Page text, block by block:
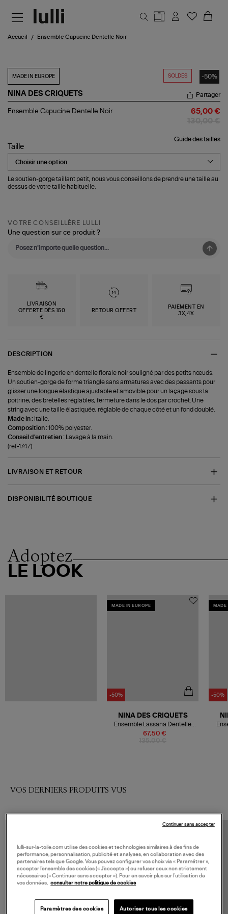
Accueil Ensemble Capucine Dentelle Noir
SOLDES -50%
MADE IN EUROPE
NINA DES CRIQUETS
Ensemble
Partager
Ensemble Capucine Dentelle Noir 65,00 €
Guide des tailles
Taille
Le soutien-gorge taillant petit, nous vous conseillons de prendre une taille au
dessus de votre taille habituelle.
VOTRE CONSEILLÈRE LULLI
Une question sur ce produit ?
LIVRAISON
OFFERTE DÈS 150
€
RETOUR OFFERT
PAIEMENT EN
3X,4X
DESCRIPTION
Ensemble de lingerie en dentelle florale noir souligné par des petits nœuds.
Un soutien-gorge de forme triangle sans armatures avec des passants pour
glisser une longue élastique ajustable et amovible pour un laçage sous la
poitrine, des bretelles réglables, fermeture dans le dos par crochet. Une
string avec une taille élastiquée, réglable de chaque côté et un fond doublé.
Made in : Italie.
Composition :100% polyester.
Conseil d'entretien :
Lavage à la main.
(ref-1747)
LIVRAISON ET RETOUR
DISPONIBILITÉ BOUTIQUE
Adoptez
LE LOOK
MADE IN EUROPE
-50%
67,50 €
NINA DES CRIQUETS
Ensemble Lassana Dentelle
Noir
MADE
-50%
VOS DERNIERS PRODUITS VUS
lulli-sur-la-toile.com utilise des cookies et technologies similaires à des fins de
performance, personnalisation, publicité et analyses, en collaboration avec des
partenaires tels que Google. Vous pouvez configurer vos choix via « Paramétrer »,
accepter l’ensemble des cookies (« J’accepte ») ou refuser ceux non strictement
nécessaires (« Continuer sans accepter »). Pour en savoir plus sur l’utilisation de
vos données, consulter notre politique de cookies
Paramètres des cookies Autoriser tous les cookies
Continuer sans accepter